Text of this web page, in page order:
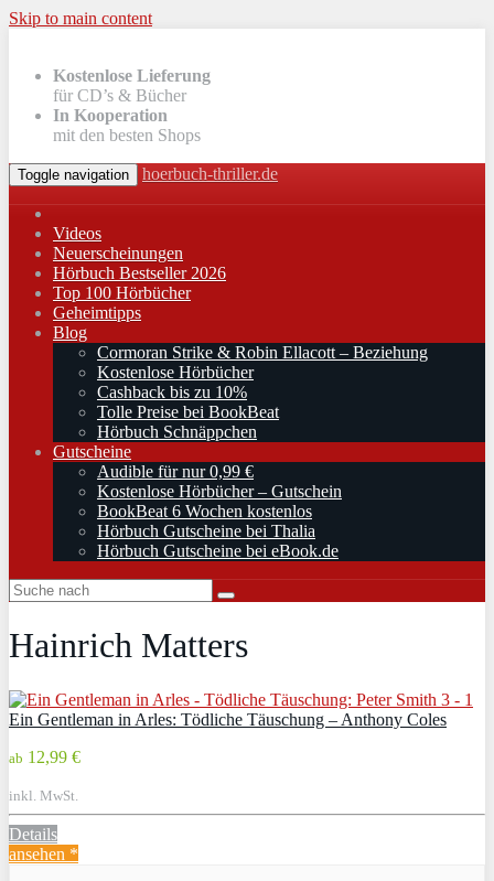
Skip to main content
Kostenlose Lieferung
für CD’s & Bücher
In Kooperation
mit den besten Shops
Toggle navigation hoerbuch-thriller.de
Videos
Neuerscheinungen
Hörbuch Bestseller 2026
Top 100 Hörbücher
Geheimtipps
Blog
Cormoran Strike & Robin Ellacott – Beziehung
Kostenlose Hörbücher
Cashback bis zu 10%
Tolle Preise bei BookBeat
Hörbuch Schnäppchen
Gutscheine
Audible für nur 0,99 €
Kostenlose Hörbücher – Gutschein
BookBeat 6 Wochen kostenlos
Hörbuch Gutscheine bei Thalia
Hörbuch Gutscheine bei eBook.de
Hainrich Matters
Ein Gentleman in Arles: Tödliche Täuschung – Anthony Coles
ab 12,99 €
inkl. MwSt.
Details
ansehen *